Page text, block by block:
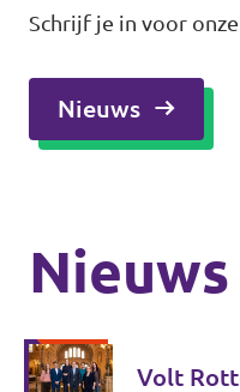
Schrijf je in voor
Nieuws
Nieuws
Volt